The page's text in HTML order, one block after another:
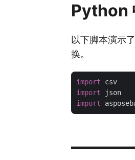
Python
以下脚本演示
换。
import
import
import